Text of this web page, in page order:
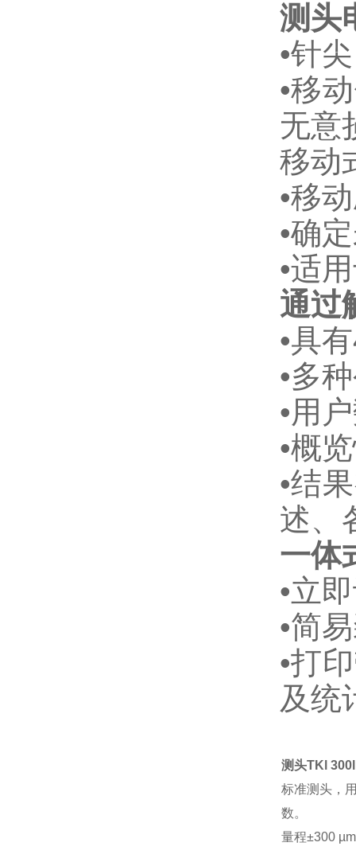
测头
•针
•移
无意
移动
•移
•确
•适
通过
•具
•多
•用
•概
•结
述、
一体
•立
•简
•打
及统
测头TKl 300l
标准测头，
数。
量程±300 µm